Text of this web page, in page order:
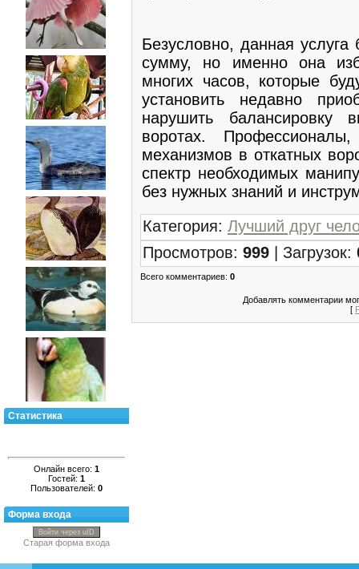
Статистика
Онлайн всего: 1
Гостей: 1
Пользователей: 0
Форма входа
Войти через uID
Старая форма входа
Безусловно, данная
сумму, но именно она
многих часов, которые
установить недавно
нарушить балансировку
воротах.
механизмов в откатных
спектр необходимых
без нужных знаний и
Категория: Лучший друг
Просмотров: 999 | Загрузок:
Всего комментариев: 0
Добавлять комментарии
[